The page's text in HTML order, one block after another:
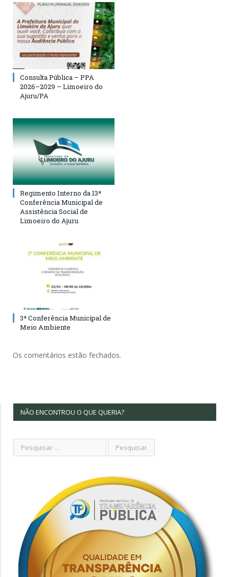
Consulta Pública – PPA
2026–2029 – Limoeiro do
Ajuru/PA
Regimento Interno da 13ª
Conferência Municipal de
Assistência Social de
Limoeiro do Ajuru
3ª Conferência Municipal de
Meio Ambiente
Os comentários estão fechados.
NÃO ENCONTROU O QUE QUERIA?